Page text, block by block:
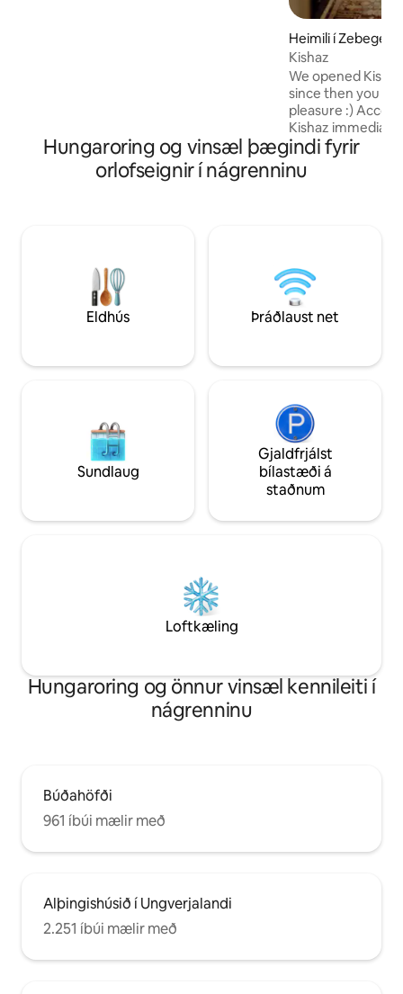
Heimili í Zebegény
Kishaz
We opened
since then you
pleasure :)
Kishaz
you are home
leave the house
ends. We have
programmes and
Hungaroring og vinsæl þægindi fyrir
orlofseignir í nágrenninu
Eldhús Þráðlaust net
Sundlaug
Gjaldfrjálst
bílastæði á
staðnum
Loftkæling
Hungaroring og önnur vinsæl kennileiti í
nágrenninu
Búðahöfði
961 íbúi mælir með
Alþingishúsið í Ungverjalandi
2.251 íbúi mælir með